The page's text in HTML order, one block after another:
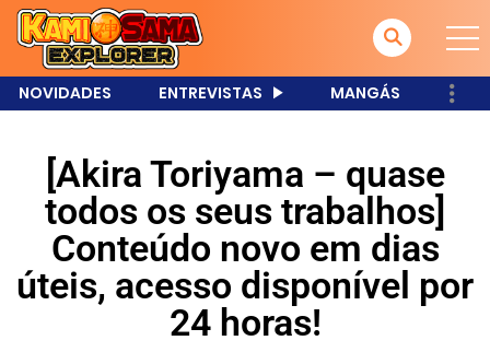
NOVIDADES ENTREVISTAS MANGÁS
[Akira Toriyama – quase
todos os seus trabalhos]
Conteúdo novo em dias
úteis, acesso disponível por
24 horas!